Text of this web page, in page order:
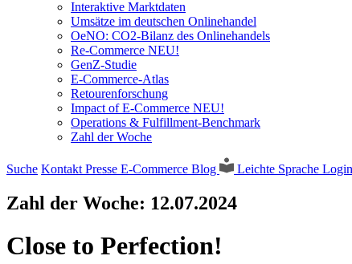
Interaktive Marktdaten
Umsätze im deutschen Onlinehandel
OeNO: CO2-Bilanz des Onlinehandels
Re-Commerce NEU!
GenZ-Studie
E-Commerce-Atlas
Retourenforschung
Impact of E-Commerce NEU!
Operations & Fulfillment-Benchmark
Zahl der Woche
Suche Kontakt Presse E-Commerce Blog Leichte Sprache Login
Zahl der Woche: 12.07.2024
Close to Perfection!